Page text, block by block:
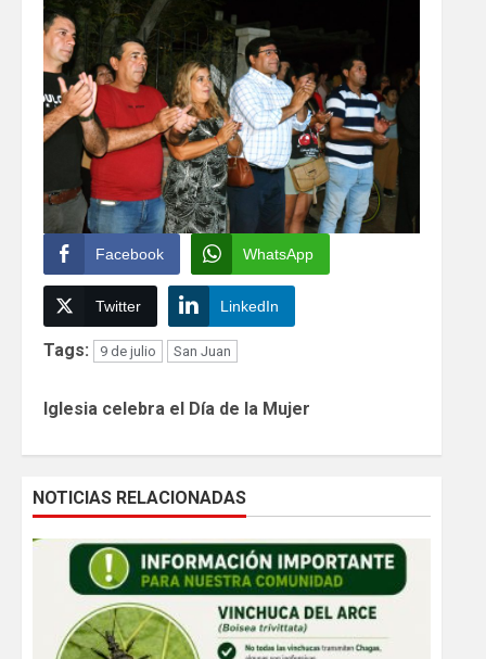
Facebook WhatsApp
Twitter LinkedIn
Tags: 9 de julio San Juan
Reading
Iglesia celebra el Día de la Mujer
NOTICIAS RELACIONADAS